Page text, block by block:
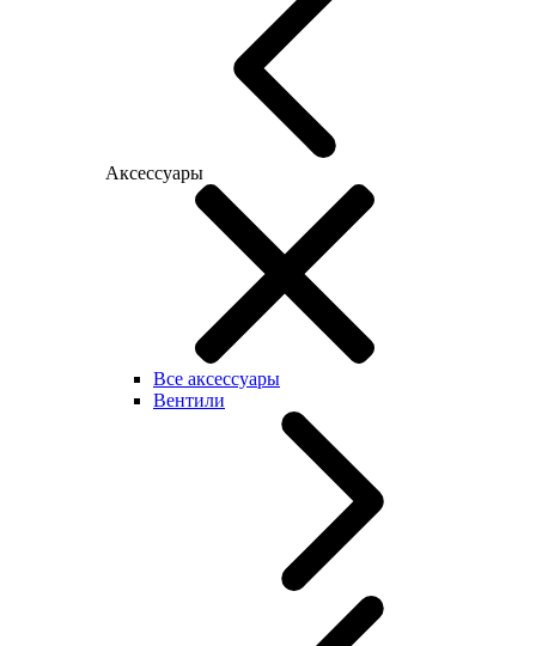
Аксессуары
Все аксессуары
Вентили